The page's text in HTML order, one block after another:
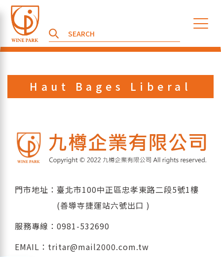
Haut Bages Liberal
門市地址：臺北市100中正區忠孝東路二段5號1樓
(善導寺捷運站六號出口 )
服務專線： 0981-532690
EMAIL： tritar@mail2000.com.tw